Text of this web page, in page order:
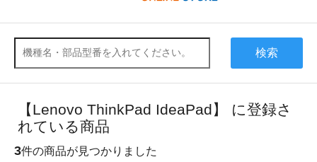
検索
【Lenovo ThinkPad IdeaPad】 に登録さ
れている商品
3件の商品が見つかりました